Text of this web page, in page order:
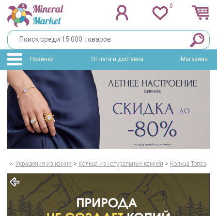
0
Новинки Оплата и доставка Магазины
> Украшения из камня > Кольца из натуральных камней > Кольца Топаз